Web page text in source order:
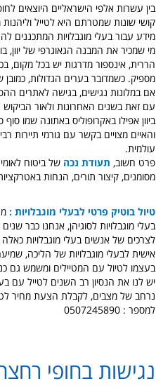
בין עשרות אלפי הישראליים היוצאים
קושי שונות שמטרתם היא לטייל וליהנות
מידע עבור בעלי מוגבלויות המתכננים
מי שמכיר את המבנה הגאוגרפי של יוון,
הררית, אינספור מדרגות יש בכל מקום,
מספיק. כשמדובר בערים הגדולות, כמובן
אם במלונות נגישים, בגישה לאתרים
עם זאת בשנים האחרונות ולאור
ביוון אפילו באקרופוליס באתונה שמו
והאיים מצויים בקשר עם גורמי תיירות
עולמית.
פרט חשוב, תעודת נכה של ביטוח
מסומנים, קיצור תורים, הנחות
טיול בוטיק פרטי לבעלי מוגבלויות :
בעלי מוגבלויות לסוגיהן, אנחנו כבר
לצרכים של אנשים בעלי מוגבלויות
אישית לבעלי מוגבלויות של הליכה,
בעצמו לטיול עם המטיילים ומשמש גם
יש לנו את הנסיון רב השנים לטייל עם
נרחב של מצבים, לקבלת הצעת מחיר
למספר : 0507245890
נגישות בחופי